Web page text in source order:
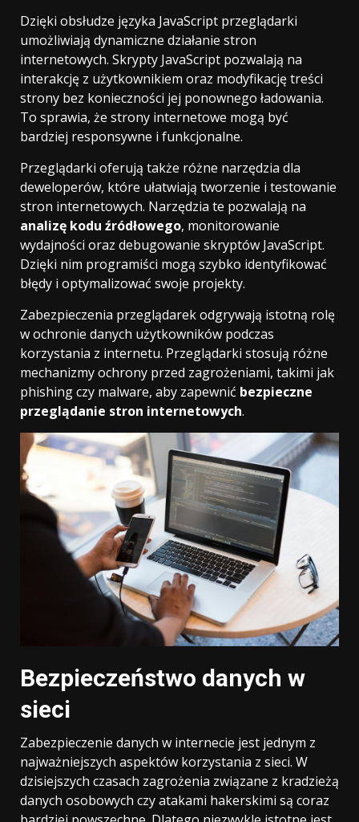
Dzięki obsłudze języka JavaScript przeglądarki
umożliwiają dynamiczne działanie stron
internetowych. Skrypty JavaScript pozwalają na
interakcję z użytkownikiem oraz modyfikację treści
strony bez konieczności jej ponownego ładowania.
To sprawia, że strony internetowe mogą być
bardziej responsywne i funkcjonalne.
Przeglądarki oferują także różne narzędzia dla
deweloperów, które ułatwiają tworzenie i testowanie
stron internetowych. Narzędzia te pozwalają na
analizę kodu źródłowego, monitorowanie
wydajności oraz debugowanie skryptów JavaScript.
Dzięki nim programiści mogą szybko identyfikować
błędy i optymalizować swoje projekty.
Zabezpieczenia przeglądarek odgrywają istotną rolę
w ochronie danych użytkowników podczas
korzystania z internetu. Przeglądarki stosują różne
mechanizmy ochrony przed zagrożeniami, takimi jak
phishing czy malware, aby zapewnić bezpieczne
przeglądanie stron internetowych.
Bezpieczeństwo danych w
sieci
Zabezpieczenie danych w internecie jest jednym z
najważniejszych aspektów korzystania z sieci. W
dzisiejszych czasach zagrożenia związane z kradzieżą
danych osobowych czy atakami hakerskimi są coraz